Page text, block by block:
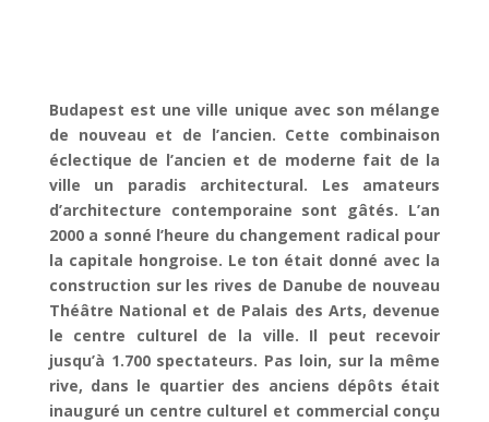
Budapest est une ville unique avec son mélange
de nouveau et de l’ancien. Cette combinaison
éclectique de l’ancien et de moderne fait de la
ville un paradis architectural. Les amateurs
d’architecture contemporaine sont gâtés. L’an
2000 a sonné l’heure du changement radical pour
la capitale hongroise. Le ton était donné avec la
construction sur les rives de Danube de nouveau
Théâtre National et de Palais des Arts, devenue
le centre culturel de la ville. Il peut recevoir
jusqu’à 1.700 spectateurs. Pas loin, sur la même
rive, dans le quartier des anciens dépôts était
inauguré un centre culturel et commercial conçu